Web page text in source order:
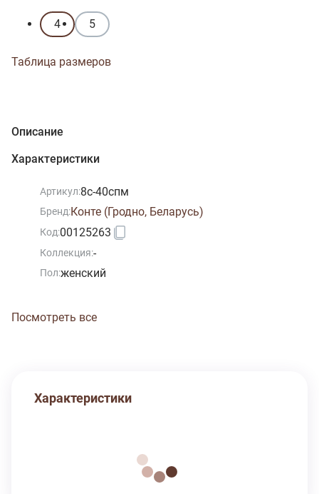
4 5
Таблица размеров
Описание
Характеристики
Артикул:8с-40спм
Бренд:Конте (Гродно, Беларусь)
Код:00125263
Коллекция:-
Пол:женский
Посмотреть все
Характеристики